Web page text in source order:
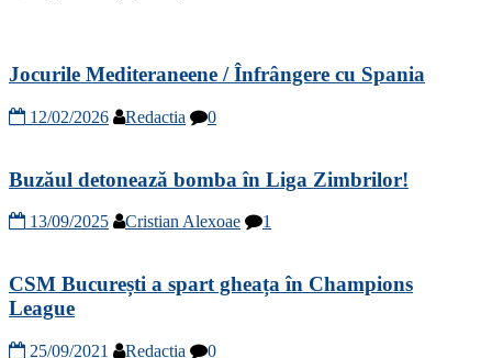
Jocurile Mediteraneene / Înfrângere cu Spania
12/02/2026 Redactia 0
Buzăul detonează bomba în Liga Zimbrilor!
13/09/2025 Cristian Alexoae 1
CSM București a spart gheața în Champions
League
25/09/2021 Redactia 0